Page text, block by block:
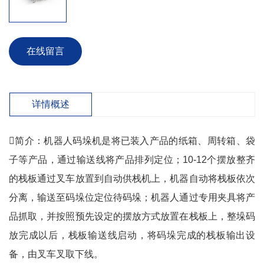
在线留言
详情概述
简介：机器人码垛机是将已装入产品的纸箱、周转箱、袋
子等产品，通过输送线将产品排列定位；10-12个摆放整齐
的栈板通过叉车放置到自动供栈机上，机器自动将栈板依次
分离，输送至码垛位定位待码垛；机器人通过专用夹具将产
品抓取，并按照预先设定的摆放方式放置在栈板上，整垛码
放完成以后，栈板输送线启动，将码垛完成的栈板输出设
备，由叉车叉取下线。